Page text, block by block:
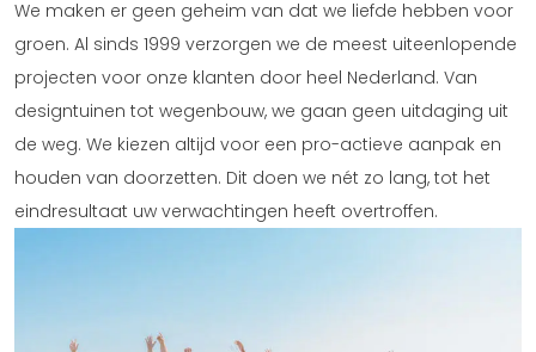
We maken er geen geheim van dat we liefde hebben voor
groen. Al sinds 1999 verzorgen we de meest uiteenlopende
projecten voor onze klanten door heel Nederland. Van
designtuinen tot wegenbouw, we gaan geen uitdaging uit
de weg. We kiezen altijd voor een pro-actieve aanpak en
houden van doorzetten. Dit doen we nét zo lang, tot het
eindresultaat uw verwachtingen heeft overtroffen.